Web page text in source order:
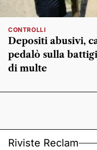
CONTROLLI
Depositi abusivi,
pedalò sulla
di multe
Riviste Reclam